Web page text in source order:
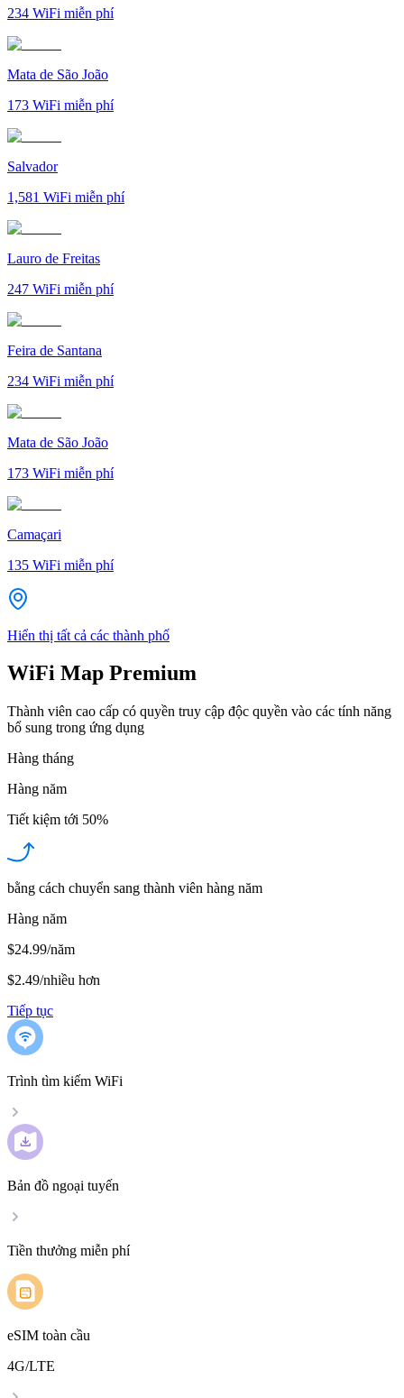
234 WiFi miễn phí
Mata de São João
173 WiFi miễn phí
Salvador
1,581 WiFi miễn phí
Lauro de Freitas
247 WiFi miễn phí
Feira de Santana
234 WiFi miễn phí
Mata de São João
173 WiFi miễn phí
Camaçari
135 WiFi miễn phí
Hiển thị tất cả các thành phố
WiFi Map Premium
Thành viên cao cấp có quyền truy cập độc quyền vào các tính năng
bổ sung trong ứng dụng
Hàng tháng
Hàng năm
Tiết kiệm tới 50%
bằng cách chuyển sang thành viên hàng năm
Hàng năm
$24.99/năm
$2.49/nhiều hơn
Tiếp tục
Trình tìm kiếm WiFi
Bản đồ ngoại tuyến
Tiền thưởng miễn phí
eSIM toàn cầu
4G/LTE